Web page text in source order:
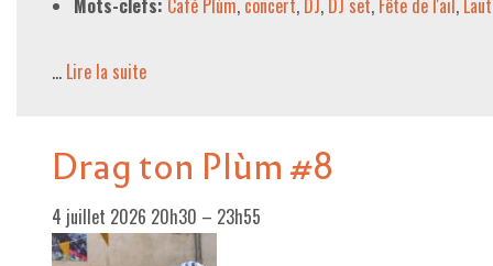
NOS FOURNISSEUR·EUSE·S
UNE LIBRAIRIE INDÉPENDANTE
COMMANDER UN LIVRE
LES EXPOSITIONS
Mots-clefs: Café Plùm, concert, DJ, DJ set, Fête de l'ail,
… Lire la suite­­
Drag ton Plùm #8
4 juillet 2026 20h30 – 23h55